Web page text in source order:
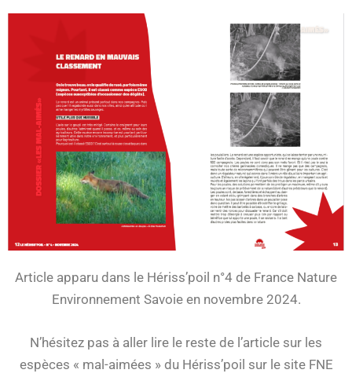
Article apparu dans le Hériss’poil n°4 de France Nature
Environnement Savoie en novembre 2024.
N’hésitez pas à aller lire le reste de l’article sur les
espèces « mal-aimées » du Hériss’poil sur le site FNE